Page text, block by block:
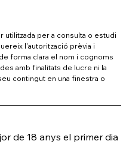
utilitzada per a consulta o estudi
l'autorització prèvia i
forma clara el nom i cognoms
amb finalitats de lucre ni la
contingut en una finestra o
de 18 anys el primer dia